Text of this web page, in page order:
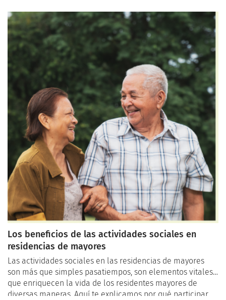
centros juegan un papel crucial en el bienestar físico,
emocional y social de sus residentes.
Los beneficios de las actividades sociales en
residencias de mayores
Las actividades sociales en las residencias de mayores
son más que simples pasatiempos, son elementos vitales
que enriquecen la vida de los residentes mayores de
diversas maneras. Aquí te explicamos por qué participar